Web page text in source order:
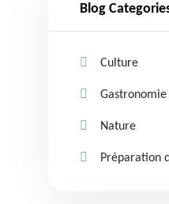
Blog
Culture
Gastronomie
Nature
Préparation